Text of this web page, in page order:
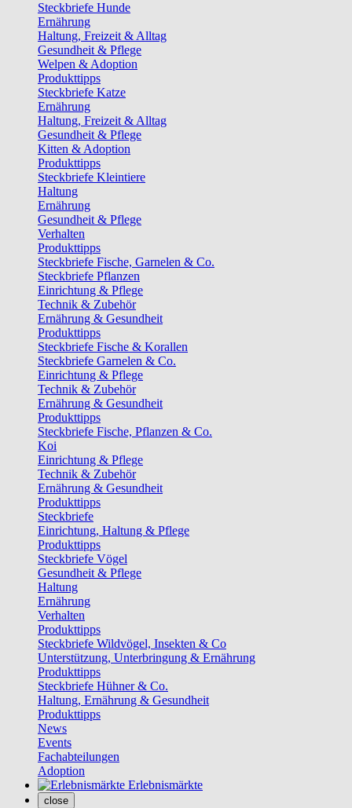
Steckbriefe Hunde
Ernährung
Haltung, Freizeit & Alltag
Gesundheit & Pflege
Welpen & Adoption
Produkttipps
Steckbriefe Katze
Ernährung
Haltung, Freizeit & Alltag
Gesundheit & Pflege
Kitten & Adoption
Produkttipps
Steckbriefe Kleintiere
Haltung
Ernährung
Gesundheit & Pflege
Verhalten
Produkttipps
Steckbriefe Fische, Garnelen & Co.
Steckbriefe Pflanzen
Einrichtung & Pflege
Technik & Zubehör
Ernährung & Gesundheit
Produkttipps
Steckbriefe Fische & Korallen
Steckbriefe Garnelen & Co.
Einrichtung & Pflege
Technik & Zubehör
Ernährung & Gesundheit
Produkttipps
Steckbriefe Fische, Pflanzen & Co.
Koi
Einrichtung & Pflege
Technik & Zubehör
Ernährung & Gesundheit
Produkttipps
Steckbriefe
Einrichtung, Haltung & Pflege
Produkttipps
Steckbriefe Vögel
Gesundheit & Pflege
Haltung
Ernährung
Verhalten
Produkttipps
Steckbriefe Wildvögel, Insekten & Co
Unterstützung, Unterbringung & Ernährung
Produkttipps
Steckbriefe Hühner & Co.
Haltung, Ernährung & Gesundheit
Produkttipps
News
Events
Fachabteilungen
Adoption
Erlebnismärkte
close